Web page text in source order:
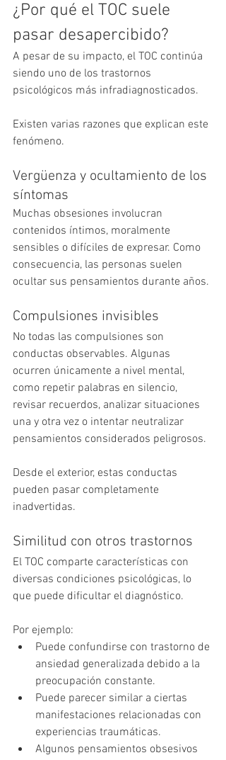
¿Por qué el TOC suele
pasar desapercibido?
A pesar de su impacto, el TOC continúa
siendo uno de los trastornos
psicológicos más infradiagnosticados.
Existen varias razones que explican este
fenómeno.
Vergüenza y ocultamiento de los
síntomas
Muchas obsesiones involucran
contenidos íntimos, moralmente
sensibles o difíciles de expresar. Como
consecuencia, las personas suelen
ocultar sus pensamientos durante años.
Compulsiones invisibles
No todas las compulsiones son
conductas observables. Algunas
ocurren únicamente a nivel mental,
como repetir palabras en silencio,
revisar recuerdos, analizar situaciones
una y otra vez o intentar neutralizar
pensamientos considerados peligrosos.
Desde el exterior, estas conductas
pueden pasar completamente
inadvertidas.
Similitud con otros trastornos
El TOC comparte características con
diversas condiciones psicológicas, lo
que puede dificultar el diagnóstico.
Por ejemplo:
Puede confundirse con trastorno de
ansiedad generalizada debido a la
preocupación constante.
Puede parecer similar a ciertas
manifestaciones relacionadas con
experiencias traumáticas.
Algunos pensamientos obsesivos